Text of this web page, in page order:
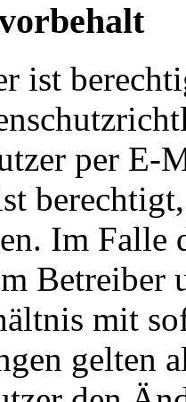
ist
per E-
Im Falle
Betreiber
mit
gelten